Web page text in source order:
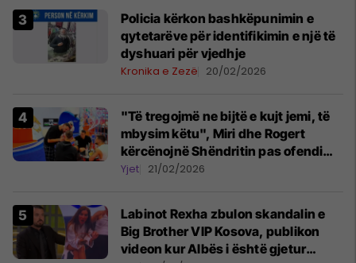
Policia kërkon bashkëpunimin e
qytetarëve për identifikimin e një të
dyshuari për vjedhje
Kronika e Zezë 20/02/2026
"Të tregojmë ne bijtë e kujt jemi, të
mbysim këtu", Miri dhe Rogert
kërcënojnë Shëndritin pas ofendimit
të rëndë
Yjet 21/02/2026
Labinot Rexha zbulon skandalin e
Big Brother VIP Kosova, publikon
videon kur Albës i është gjetur